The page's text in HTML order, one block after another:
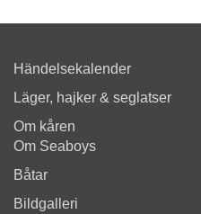
Händelsekalender
Läger, hajker & seglatser
Om kåren
Om Seaboys
Båtar
Bildgalleri